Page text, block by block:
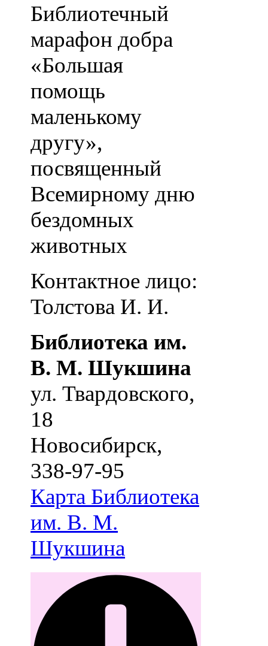
Библиотечный
марафон добра
«Большая
помощь
маленькому
другу»,
посвященный
Всемирному дню
бездомных
животных
Контактное лицо:
Толстова И. И.
Библиотека им.
В. М. Шукшина
ул. Твардовского,
18
Новосибирск,
338-97-95
Карта Библиотека
им. В. М.
Шукшина